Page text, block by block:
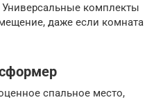
комплекты
даже если комната
спальное место,